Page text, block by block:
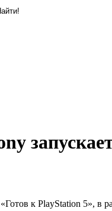
к PlayStation 5», в